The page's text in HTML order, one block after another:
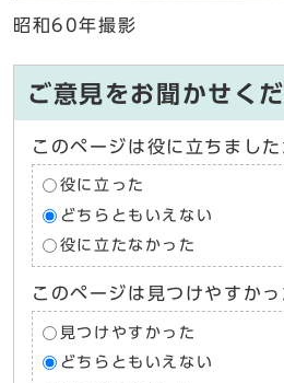
昭和60年撮影
ご意見をお聞かせく
このページは役に立ちました
役に立った
どちらともいえない
役に立たなかった
このページは見つけやすかっ
見つけやすかった
どちらともいえない